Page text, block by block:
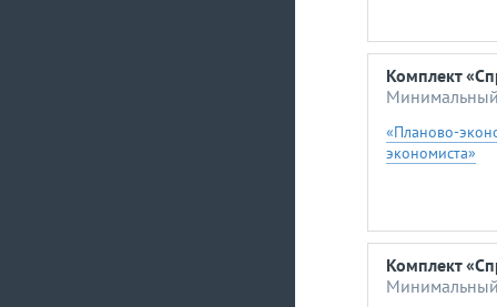
Комплект
«Планово-
экономиста»
Комплект